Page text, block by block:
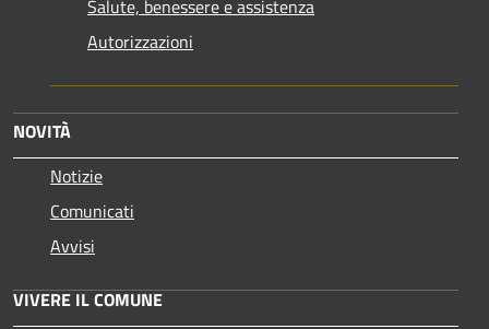
Salute, benessere e assistenza
Autorizzazioni
NOVITÀ
Notizie
Comunicati
Avvisi
VIVERE IL COMUNE